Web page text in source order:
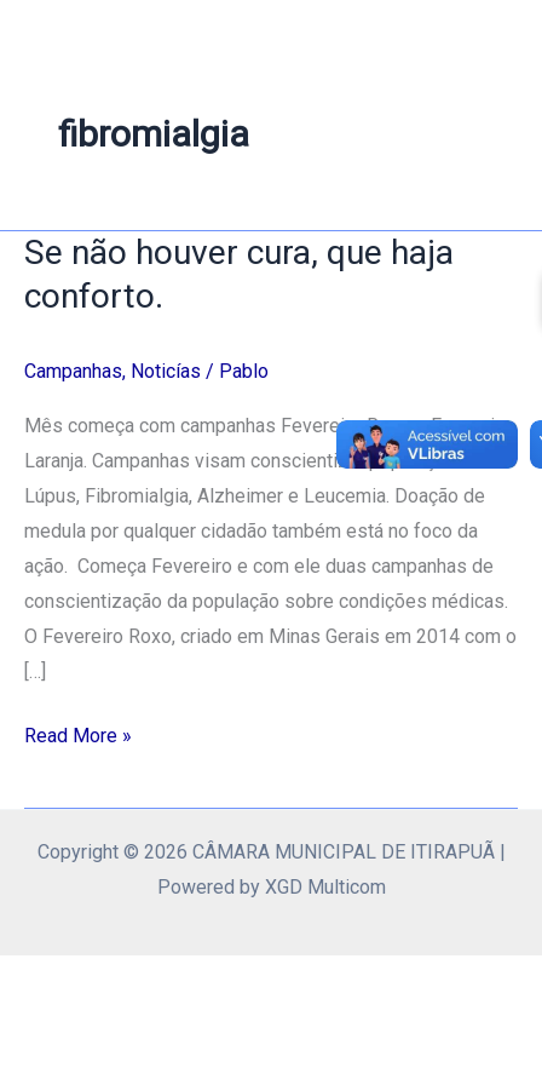
fibromialgia
Se não houver cura, que haja
conforto.
Campanhas, Noticías / Pablo
Mês começa com campanhas Fevereiro Roxo e Fevereiro
Laranja. Campanhas visam conscientizar população sobre
Lúpus, Fibromialgia, Alzheimer e Leucemia. Doação de
medula por qualquer cidadão também está no foco da
ação. Começa Fevereiro e com ele duas campanhas de
conscientização da população sobre condições médicas.
O Fevereiro Roxo, criado em Minas Gerais em 2014 com o
[…]
Se
haja
conforto.
Read More »
Copyright © 2026 CÂMARA MUNICIPAL DE ITIRAPUÃ |
Powered by XGD Multicom